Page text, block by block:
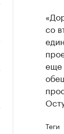
со
еще
Теги